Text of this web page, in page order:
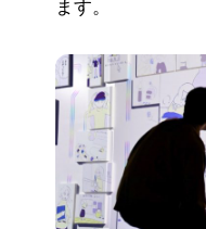
ます。